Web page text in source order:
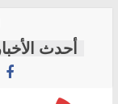
content